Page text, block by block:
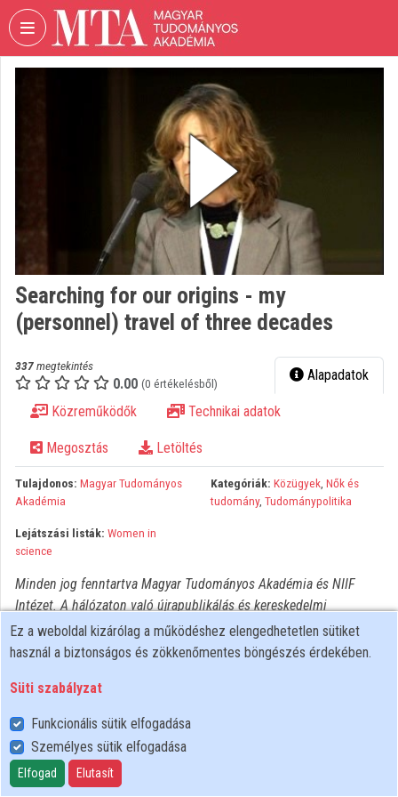
Fejléc kihagyása Menü kihagyása Tartalom kihagyása
Intézményi kezdőlap
Bejelentkezés
Kategóriák
Intézményi listák
Searching for our origins - my
(personnel) travel of three decades
337megtekintés
0.00 (0 értékelésből) Alapadatok
Közreműködők Technikai adatok
Megosztás Letöltés
Tulajdonos: Magyar Tudományos
Akadémia
Kategóriák: Közügyek, Nők és
tudomány, Tudománypolitika
Lejátszási listák: Women in
science
Minden jog fenntartva Magyar Tudományos Akadémia és NIIF
Intézet. A hálózaton való újrapublikálás és kereskedelmi
forgalomba hozatal szigorúan tilos! Egyéb célú felhasználás a
jogtulajdonos(ok) engedélyéhez kötött.
Felhasználói szabályzat
Adatkezelési tájékoztató
Süti szabályzat
Ez a weboldal kizárólag a működéshez elengedhetetlen sütiket
használ a biztonságos és zökkenőmentes böngészés érdekében.
Süti szabályzat
Funkcionális sütik elfogadása
Személyes sütik elfogadása
Elfogad Elutasít